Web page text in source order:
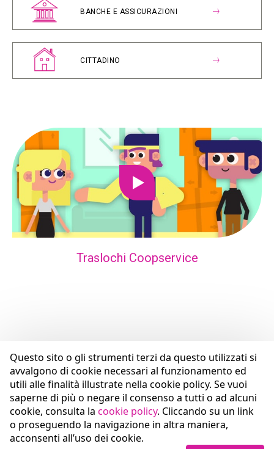
Questo sito o gli strumenti terzi da questo utilizzati si
avvalgono di cookie necessari al funzionamento ed
utili alle finalità illustrate nella cookie policy. Se vuoi
saperne di più o negare il consenso a tutti o ad alcuni
cookie, consulta la cookie policy. Cliccando su un link
o proseguendo la navigazione in altra maniera,
acconsenti all’uso dei cookie.
BANCHE E ASSICURAZIONI
CITTADINO
Traslochi Coopservice